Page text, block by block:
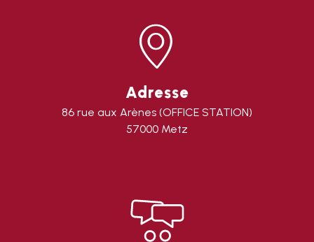
Adresse
86 rue aux Arènes (OFFICE STATION)
57000 Metz